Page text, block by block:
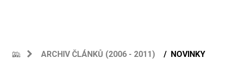
ARCHIV ČLÁNKŮ (2006 - 2011) NOVINKY